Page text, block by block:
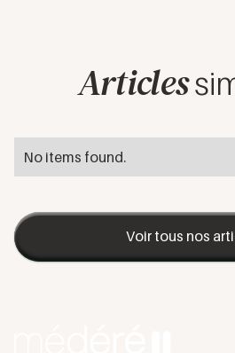
Articles
No items found.
Voir tous nos